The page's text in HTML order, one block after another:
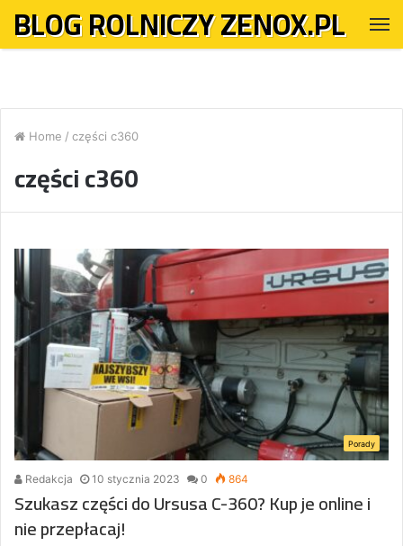
BLOG ROLNICZY ZENOX.PL
Home / części c360
części c360
Porady
Redakcja 10 stycznia 2023 0 864
Szukasz części do Ursusa C-360? Kup je online i
nie przepłacaj!